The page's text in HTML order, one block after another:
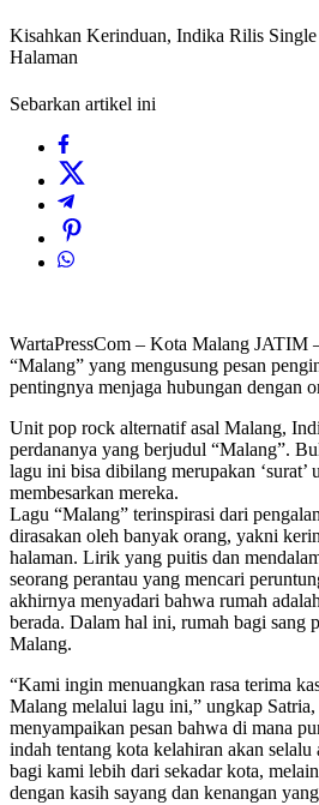
Kisahkan Kerinduan, Indika Rilis
Halaman
Sebarkan artikel ini
WartaPressCom – Kota Malang JATIM
“Malang” yang mengusung pesan
pentingnya menjaga hubungan dengan
Unit pop rock alternatif asal Malang,
perdananya yang berjudul “Malang”.
lagu ini bisa dibilang merupakan ‘surat’
membesarkan mereka.
Lagu “Malang” terinspirasi dari
dirasakan oleh banyak orang, yakni
halaman. Lirik yang puitis dan
seorang perantau yang mencari
akhirnya menyadari bahwa rumah
berada. Dalam hal ini, rumah bagi sang
Malang.
“Kami ingin menuangkan rasa terima
Malang melalui lagu ini,” ungkap
menyampaikan pesan bahwa di mana
indah tentang kota kelahiran akan
bagi kami lebih dari sekadar kota,
dengan kasih sayang dan kenangan